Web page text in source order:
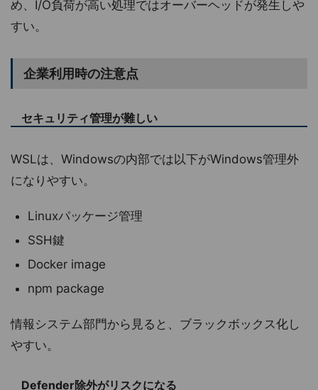
め、I/O負荷が高い処理ではオーバーヘッドが発生しや
すい。
企業利用時の注意点
セキュリティ管理が難しい
WSLは、Windowsの内部では以下がWindows管理外
になりやすい。
Linuxパッケージ管理
SSH鍵
Docker image
npm package
情報システム部門から見ると、ブラックボックス化し
やすい。
Defender除外がリスクになる